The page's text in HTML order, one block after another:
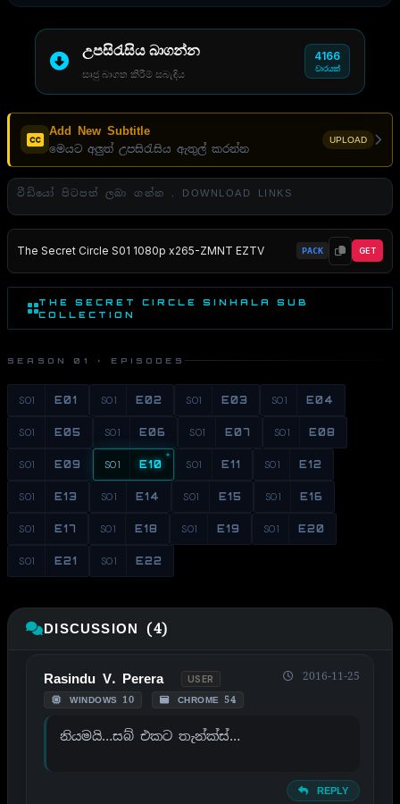
උපසිරැසිය බාගන්න
සෘජු බාගත කිරීම් සබැඳිය
4166
වාරයක්
Add New Subtitle
මෙයට අලුත් උපසිරැසිය ඇතුල් කරන්න
UPLOAD
වීඩියෝ පිටපත් ලබා ගන්න . DOWNLOAD LINKS
The Secret Circle S01 1080p x265-ZMNT EZTV PACK GET
THE SECRET CIRCLE SINHALA SUB
COLLECTION
SEASON 01 · EPISODES
S01 E01 S01 E02 S01 E03 S01 E04
S01 E05 S01 E06 S01 E07 S01 E08
S01 E09 S01 E10 S01 E11 S01 E12
S01 E13 S01 E14 S01 E15 S01 E16
S01 E17 S01 E18 S01 E19 S01 E20
S01 E21 S01 E22
DISCUSSION (4)
Rasindu V. Perera USER
WINDOWS 10 CHROME 54
2016-11-25
නියමයි…සබ් එකට තැන්ක්ස්…
REPLY